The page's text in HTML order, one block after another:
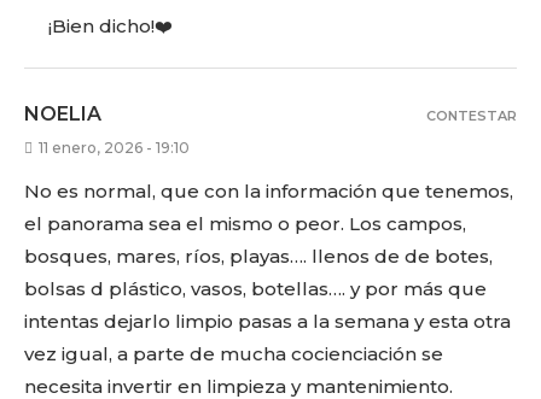
¡Bien dicho!❤️
NOELIA
11 enero, 2026 - 19:10
No es normal, que con la información que tenemos,
el panorama sea el mismo o peor. Los campos,
bosques, mares, ríos, playas…. llenos de de botes,
bolsas d plástico, vasos, botellas…. y por más que
intentas dejarlo limpio pasas a la semana y esta otra
vez igual, a parte de mucha cocienciación se
necesita invertir en limpieza y mantenimiento.
CONTESTAR